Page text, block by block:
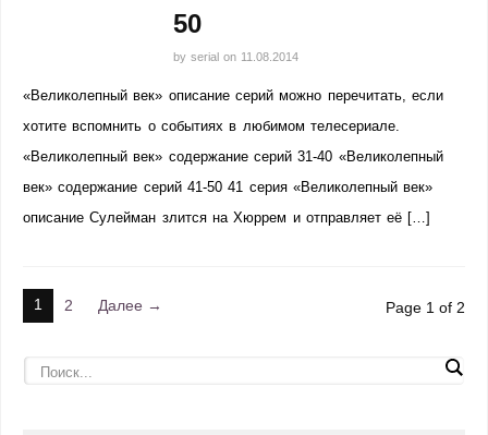
50
by serial on 11.08.2014
«Великолепный век» описание серий можно перечитать, если
хотите вспомнить о событиях в любимом телесериале.
«Великолепный век» содержание серий 31-40 «Великолепный
век» содержание серий 41-50 41 серия «Великолепный век»
описание Сулейман злится на Хюррем и отправляет её […]
1 2 Далее → Page 1 of 2